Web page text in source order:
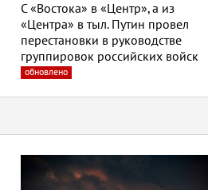
С «Востока» в «Центр», а из
«Центра» в тыл. Путин провел
перестановки в руководстве
группировок российских войск
обновлено